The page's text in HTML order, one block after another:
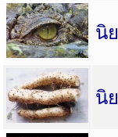
นิ
นิ